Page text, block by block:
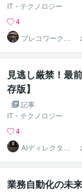
IT・テクノロジー
4
プレコワークス
★pleco works
見逃し厳禁！最
存版】
記事
IT・テクノロジー
4
AIディレクターZ
EN「生成AI」特
化
業務自動化の未来